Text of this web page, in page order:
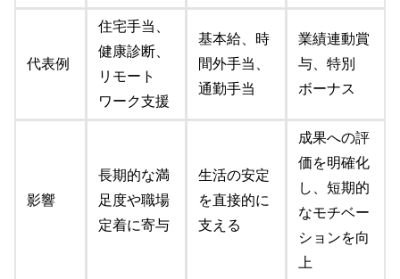
代表例
住宅手当、
健康診断、
リモート
ワーク支援
基本給、時
間外手当、
通勤手当
業績連動賞
与、特別
ボーナス
影響
長期的な満
足度や職場
定着に寄与
生活の安定
を直接的に
支える
成果への評
価を明確化
し、短期的
なモチベー
ションを向
上